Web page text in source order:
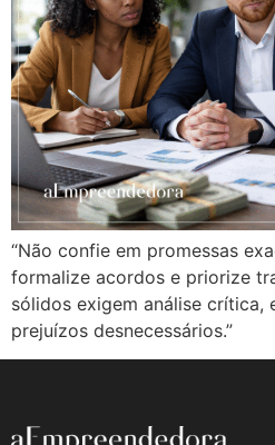
“Não confie em promessas
formalize acordos e priorize
sólidos exigem análise crítica,
prejuízos desnecessários.”